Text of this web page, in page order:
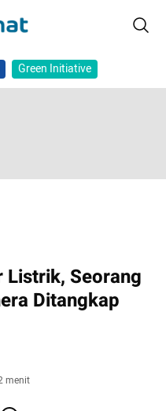
Green Initiative
Listrik, Seorang
Ditangkap
menit